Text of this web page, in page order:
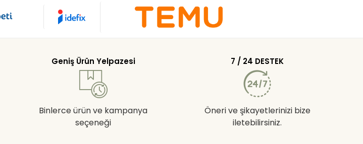
Geniş Ürün Yelpazesi
Binlerce ürün ve kampanya
seçeneği
7 / 24 DESTEK
Öneri ve şikayetlerinizi bize
iletebilirsiniz.